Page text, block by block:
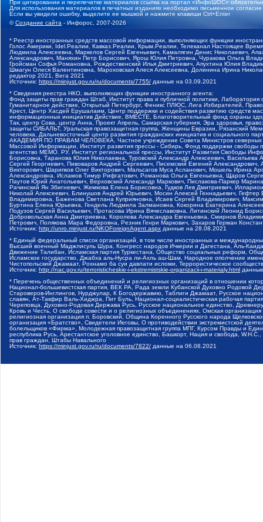
При цитировании и перепечатке материалов ссылка на портал «ИнфоШОС»
Для использования материалов в печатных изданиях необходимо письменное
Если вы увидели ошибку, выделите ее мышкой и нажмите клавиши Ctrl+Enter
©Создание сайта - Инфорос, 2007-2026
* Реестр иностранных средств массовой информации, выполняющих функции
Голос Америки, Idel.Реалии, Кавказ.Реалии, Крым.Реалии, Телеканал Настоящее
Людмила Алексеевна, Маркелов Сергей Евгеньевич, Камалягин Денис Николаевич,
Александрович, Маняхин Петр Борисович, Ярош Юлия Петровна, Чуракова Ольга
Гройсман Софья Романовна, Рождественский Илья Дмитриевич, Апухтина Юлия
Шмагун Олеся Валентиновна, Мароховская Алеся Алексеевна, Долинина Ирина
редактор 2021, Вега 2021
Источник: https://minjust.gov.ru/ru/documents/7755/ данные на 03.09.2021
* Сведения реестра НКО, выполняющих функции иностранного агента:
Фонд защиты прав граждан Штаб, Институт права и публичной политики,
Гуманитарное действие, Открытый Петербург, Феникс ПЛЮС, Лига Избирателей,
Крест, Центр Хасдей Ерушалаим, Центр поддержки и содействия развитию средств
информационных инициатив Действие, ВМЕСТЕ, Благотворительный фонд охраны
Так, центр Сова, центр Анна, Проект Апрель, Самарская губерния, Эра здоровья,
защиты СИБАЛЬТ, Уральская правозащитная группа, Женщины Евразии, Рязанский
человека, Дальневосточный центр развития гражданских инициатив и социального
АКАДЕМИЯ ПО ПРАВАМ ЧЕЛОВЕКА, Частное учреждение Совета Министров северных
Массовой Информации, Институт развития прессы - Сибирь, Фонд поддержки
агентство МЕМО. РУ, Институт региональной прессы, Институт Развития Свободы
Борисовна, Таранова Юлия Николаевна, Туровский Александр Алексеевич,
Сергей Георгиевич, Пивоваров Андрей Сергеевич, Писемский Евгений
Викторович, Шарипков Олег Викторович, Мальсагов Муса Асланович, Мошель Ирина
Александровна, Исламов Тимур Рифгатович, Романова Ольга Евгеньевна, Щаров
Паутов Юрий Анатольевич, Верховский Александр Маркович, Пислакова-Паркер
Рачинский Ян Збигневич, Жемкова Елена Борисовна, Гудков Лев Дмитриевич,
Николай Алексеевич, Блинушов Андрей Юрьевич, Мосин Алексей Геннадьевич,
Владимировна, Баженова Светлана Куприяновна, Исаев Сергей Владимирович,
Буртина Елена Юрьевна, Гендель Людмила Залмановна, Кокорина Екатерина
Подузов Сергей Васильевич, Протасова Ирина Вячеславовна, Литинский Леонид
Добровольская Анна Дмитриевна, Королева Александра Евгеньевна, Смирнов
Петрович, Полякова Мара Федоровна, Резник Генри Маркович, Захаров Герман
Источник: http://unro.minjust.ru/NKOForeignAgent.aspx данные на 28.08.2021
* Единый федеральный список организаций, в том числе иностранных и
Высший военный Маджлисуль Шура, Конгресс народов Ичкерии и Дагестана, Аль-
Движение Талибан, Исламская партия Туркестана, Общество социальных реформ,
Исламское государство, Джабха аль-Нусра ли-Ахль аш-Шам, Народное ополчение
Чистопольский Джамаат, Рохнамо ба суи давлати исломи, Террористическое
Источник: http://nac.gov.ru/terroristicheskie-i-ekstremistskie-organizacii-i-materialy.html
* Перечень общественных объединений и религиозных организаций в отношении
Национал-большевистская партия, ВЕК РА, Рада земли Кубанской Духовно Родовой
Староверов-Инглингов, Нурджулар, К Богодержавию, Таблиги Джамаат, Русское
славян, Ат-Такфир Валь-Хиджра, Пит Буль, Национал-социалистическая рабочая
Череповца, Духовно-Родовая Держава Русь, Русское национальное единство,
Кровь и Честь, О свободе совести и о религиозных объединениях, Омская
религиозная организация п. Боровский, Община Коренного Русского народа
организация «Братство», Свидетели Иеговы, О противодействии экстремистской
болельщиков «Фирма», Молодежная правозащитная группа МПГ, Курсом Правды и
республика Русь, Арестантское уголовное единство, Башкорт, Нация и свобода,
прав граждан, Штабы Навального
Источник: https://minjust.gov.ru/ru/documents/7822/ данные на 06.08.2021